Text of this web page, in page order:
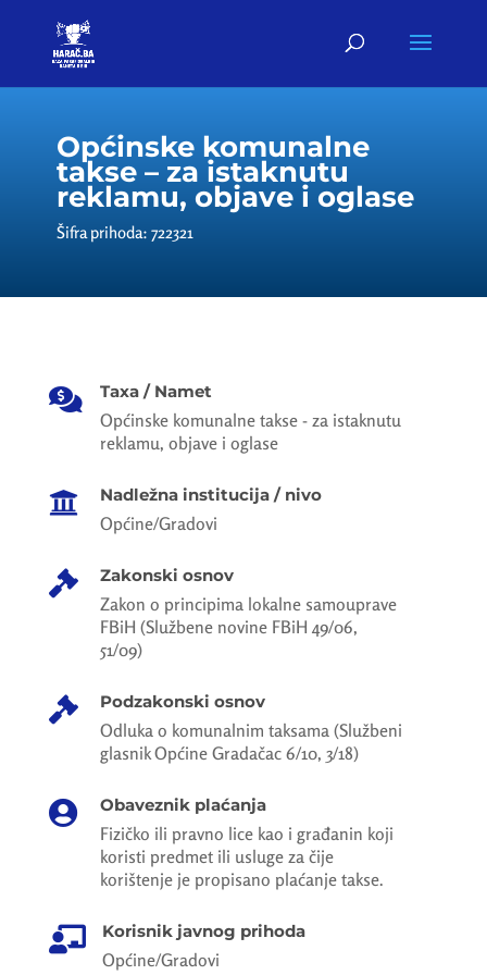
Općinske komunalne
takse – za istaknutu
reklamu, objave i oglase
Šifra prihoda: 722321
 Taxa / Namet
Općinske komunalne takse - za istaknutu
reklamu, objave i oglase
 Nadležna institucija / nivo
Općine/Gradovi
 Zakonski osnov
Zakon o principima lokalne samouprave
FBiH (Službene novine FBiH 49/06,
51/09)
 Podzakonski osnov
Odluka o komunalnim taksama (Službeni
glasnik Općine Gradačac 6/10, 3/18)
 Obaveznik plaćanja
Fizičko ili pravno lice kao i građanin koji
koristi predmet ili usluge za čije
korištenje je propisano plaćanje takse.
 Korisnik javnog prihoda
Općine/Gradovi